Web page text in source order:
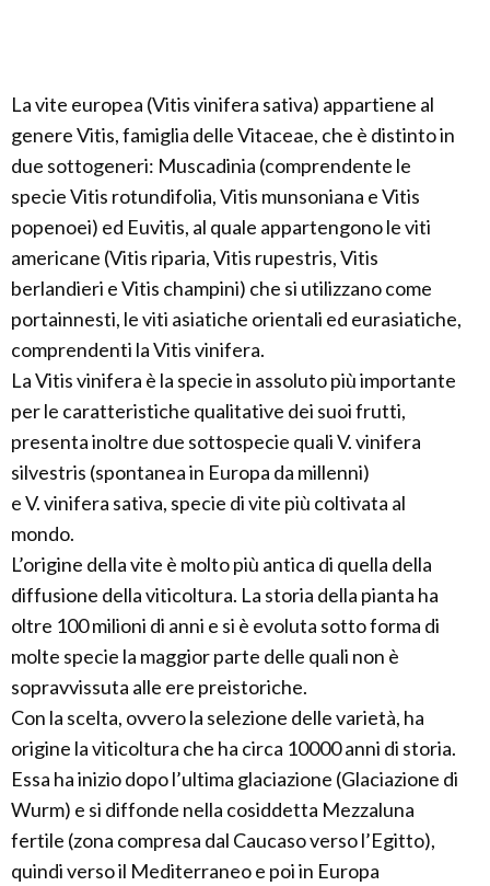
La vite europea (Vitis vinifera sativa) appartiene al
genere Vitis, famiglia delle Vitaceae, che è distinto in
due sottogeneri: Muscadinia (comprendente le
specie Vitis rotundifolia, Vitis munsoniana e Vitis
popenoei) ed Euvitis, al quale appartengono le viti
americane (Vitis riparia, Vitis rupestris, Vitis
berlandieri e Vitis champini) che si utilizzano come
portainnesti, le viti asiatiche orientali ed eurasiatiche,
comprendenti la Vitis vinifera.
La Vitis vinifera è la specie in assoluto più importante
per le caratteristiche qualitative dei suoi frutti,
presenta inoltre due sottospecie quali V. vinifera
silvestris (spontanea in Europa da millenni)
e V. vinifera sativa, specie di vite più coltivata al
mondo.
L’origine della vite è molto più antica di quella della
diffusione della viticoltura. La storia della pianta ha
oltre 100 milioni di anni e si è evoluta sotto forma di
molte specie la maggior parte delle quali non è
sopravvissuta alle ere preistoriche.
Con la scelta, ovvero la selezione delle varietà, ha
origine la viticoltura che ha circa 10000 anni di storia.
Essa ha inizio dopo l’ultima glaciazione (Glaciazione di
Wurm) e si diffonde nella cosiddetta Mezzaluna
fertile (zona compresa dal Caucaso verso l’Egitto),
quindi verso il Mediterraneo e poi in Europa